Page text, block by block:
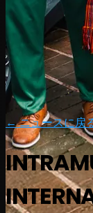
← ニュースに戻